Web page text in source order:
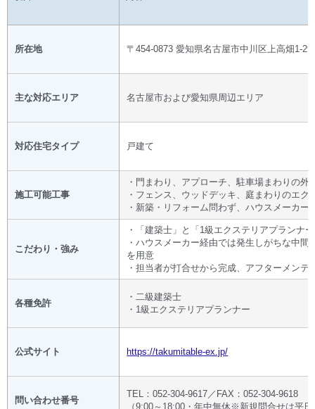
所在地 〒454-0873 愛知県名古屋市中川区上高畑1-
主な対応エリア 名古屋市および愛知県周辺エリア
対応住宅タイプ 戸建て
施工可能工事
・門まわり、アプローチ、駐車場まわりの外
・フェンス、ウッドデッキ、庭まわりのエク
・新築・リフォーム問わず、ハウスメーカ
こだわり・強み
・「建築士」と「1級エクステリアプランナ
・ハウスメーカー経由では発生しがちな中
を用意
・担当者が打合せから完成、アフターメン
各種免許
・二級建築士
・1級エクステリアプランナー
公式サイト https://takumitable-ex.jp/
問い合わせ番号
TEL：052-304-9617／FAX：052-304-9618
（9:00～18:00・年中無休※新規問合せは平